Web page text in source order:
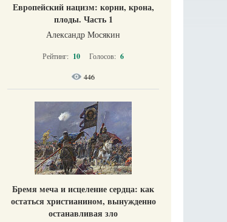
Европейский нацизм: корни, крона,
плоды. Часть 1
Александр Мосякин
Рейтинг: 10 Голосов: 6
446
Бремя меча и исцеление сердца: как
остаться христианином, вынужденно
останавливая зло